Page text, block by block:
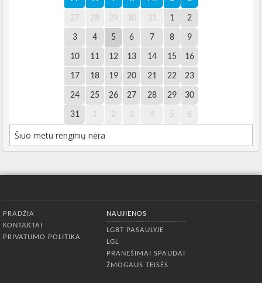
27 28 29 30 31 1 2
3 4 5 6 7 8 9
10 11 12 13 14 15 16
17 18 19 20 21 22 23
24 25 26 27 28 29 30
31 1 2 3 4 5 6
Šiuo metu renginių nėra
PRADŽIA
KONTAKTAI
PRIVATUMO POLITIKA
NAUJIENOS
LGBT PASAULYJE
LGL
PRANEŠIMAI SPAUDAI
ŽMOGAUS TEISĖS